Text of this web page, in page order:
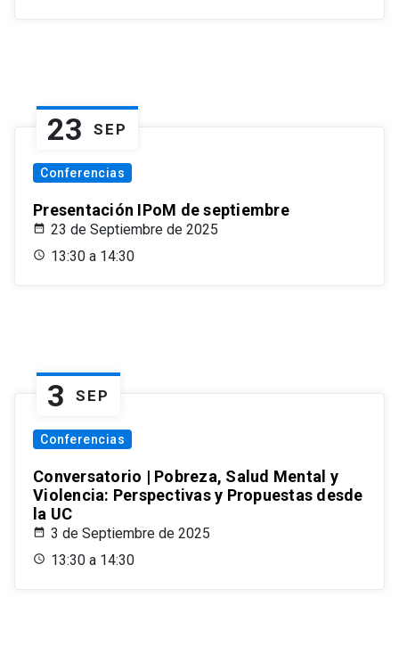
23 SEP
Conferencias
Presentación IPoM de septiembre
23 de Septiembre de 2025
13:30 a 14:30
3 SEP
Conferencias
Conversatorio | Pobreza, Salud Mental y
Violencia: Perspectivas y Propuestas desde
la UC
3 de Septiembre de 2025
13:30 a 14:30